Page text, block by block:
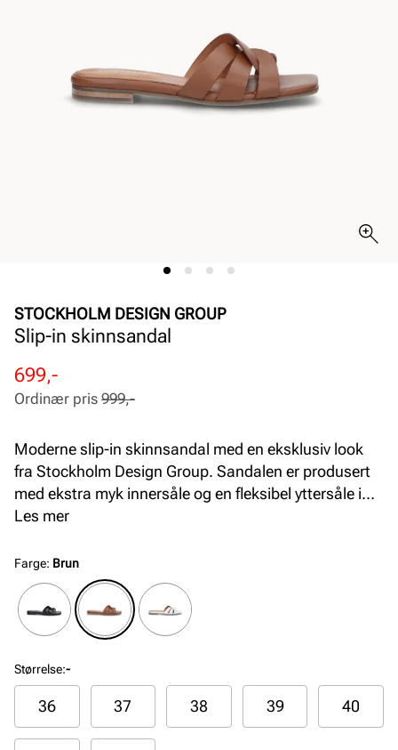
STOCKHOLM DESIGN GROUP
Slip-in skinnsandal
Rabattert
pris
699,-
Ordinær
pris
Ordinær pris 999,-
Moderne slip-in skinnsandal med en eksklusiv look
fra Stockholm Design Group. Sandalen er produsert
med ekstra myk innersåle og en fleksibel yttersåle i
gummi for optimal komfort. Tåpartiet har en firkantet
Les mer
Farge: Brun
Størrelse:-
36 37 38 39 40